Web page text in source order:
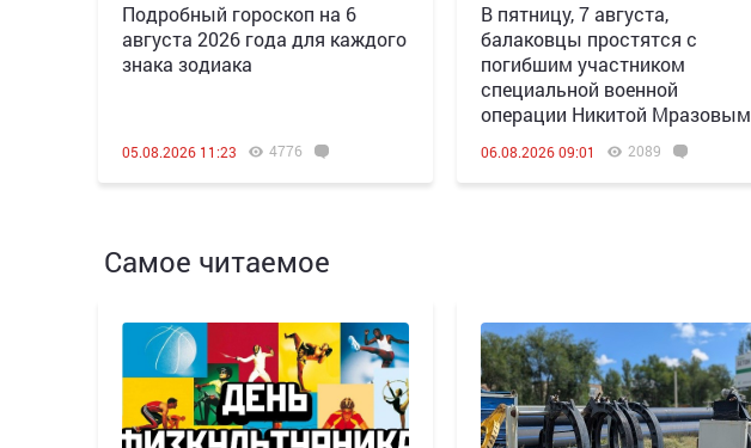
Подробный гороскоп на 6
августа 2026 года для каждого
знака зодиака
05.08.2026 11:23 4776
В пятницу, 7 августа,
балаковцы простятся с
погибшим участником
специальной военной
операции Никитой Мразовым
06.08.2026 09:01 2089
Самое читаемое